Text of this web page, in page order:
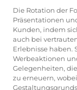
Die Rotation der
Präsentationen
Kunden, indem
auch bei
Erlebnisse haben.
Werbeaktionen
Gelegenheiten,
zu erneuern,